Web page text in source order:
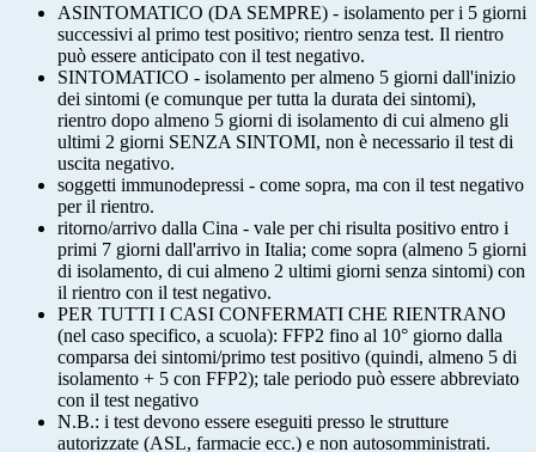
ASINTOMATICO (DA SEMPRE) - isolamento per i 5 giorni
successivi al primo test positivo; rientro senza test. Il rientro
può essere anticipato con il test negativo.
SINTOMATICO - isolamento per almeno 5 giorni dall'inizio
dei sintomi (e comunque per tutta la durata dei sintomi),
rientro dopo almeno 5 giorni di isolamento di cui almeno gli
ultimi 2 giorni SENZA SINTOMI, non è necessario il test di
uscita negativo.
soggetti immunodepressi - come sopra, ma con il test negativo
per il rientro.
ritorno/arrivo dalla Cina - vale per chi risulta positivo entro i
primi 7 giorni dall'arrivo in Italia; come sopra (almeno 5 giorni
di isolamento, di cui almeno 2 ultimi giorni senza sintomi) con
il rientro con il test negativo.
PER TUTTI I CASI CONFERMATI CHE RIENTRANO
(nel caso specifico, a scuola): FFP2 fino al 10° giorno dalla
comparsa dei sintomi/primo test positivo (quindi, almeno 5 di
isolamento + 5 con FFP2); tale periodo può essere abbreviato
con il test negativo
N.B.: i test devono essere eseguiti presso le strutture
autorizzate (ASL, farmacie ecc.) e non autosomministrati.